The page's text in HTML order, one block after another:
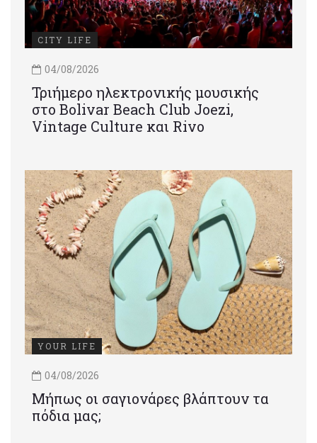
CITY LIFE
04/08/2026
Τριήμερο ηλεκτρονικής μουσικής
στο Bolivar Beach Club Joezi,
Vintage Culture και Rivo
YOUR LIFE
04/08/2026
Μήπως οι σαγιονάρες βλάπτουν τα
πόδια μας;